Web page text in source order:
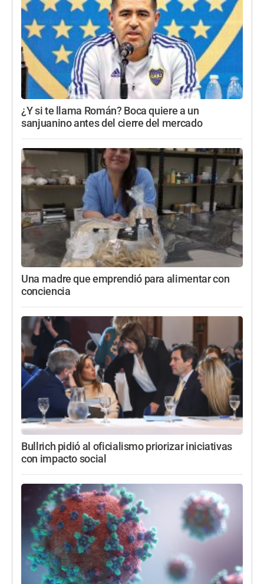
¿Y si te llama Román? Boca quiere a un
sanjuanino antes del cierre del mercado
Una madre que emprendió para alimentar con
conciencia
Bullrich pidió al oficialismo priorizar iniciativas
con impacto social